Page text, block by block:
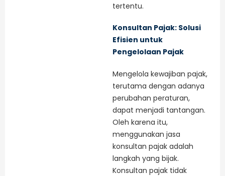
tertentu.
Konsultan Pajak: Solusi
Efisien untuk
Pengelolaan Pajak
Mengelola kewajiban pajak,
terutama dengan adanya
perubahan peraturan,
dapat menjadi tantangan.
Oleh karena itu,
menggunakan jasa
konsultan pajak adalah
langkah yang bijak.
Konsultan pajak tidak